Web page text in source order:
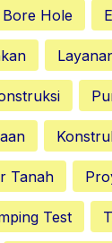
Hole
Tanah
Test